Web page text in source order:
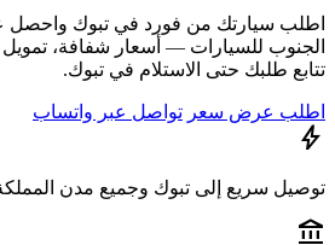
سيارتك من فورد في تبوك واحصل عليها
للسيارات — أسعار شفافة، تمويل
طلبك حتى الاستلام في تبوك.
عرض سعر تواصل عبر واتساب
سريع إلى تبوك وجميع مدن المملكة